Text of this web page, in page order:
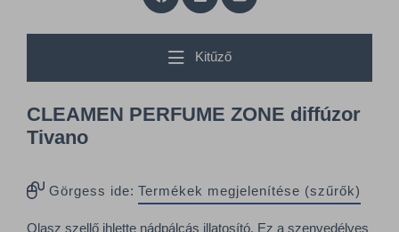
Kitűző
CLEAMEN PERFUME ZONE diffúzor
Tivano
Görgess ide: Termékek megjelenítése (szűrők)
Olasz szellő ihlette nádpálcás illatosító. Ez a szenvedélyes